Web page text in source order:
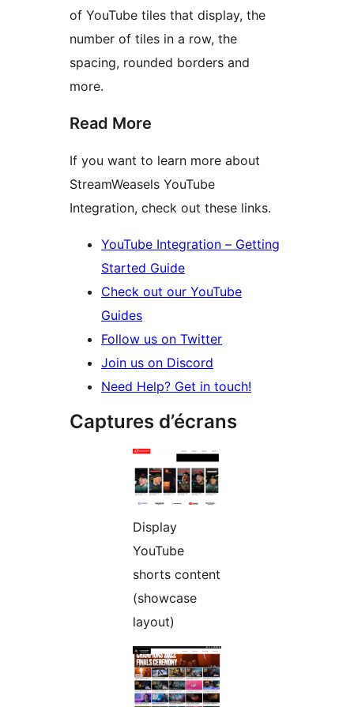
of YouTube tiles that display, the
number of tiles in a row, the
spacing, rounded borders and
more.
Read More
If you want to learn more about
StreamWeasels YouTube
Integration, check out these links.
YouTube Integration – Getting
Started Guide
Check out our YouTube
Guides
Follow us on Twitter
Join us on Discord
Need Help? Get in touch!
Captures d’écrans
Display
YouTube
shorts content
(showcase
layout)